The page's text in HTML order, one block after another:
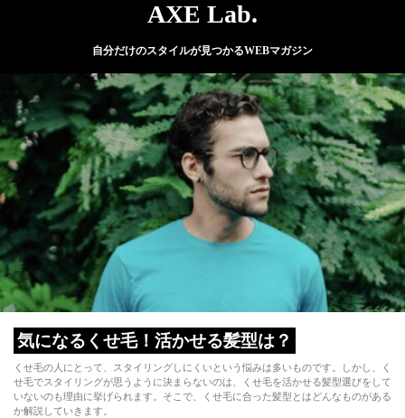
AXE Lab.
自分だけのスタイルが見つかるWEBマガジン
気になるくせ毛！活かせる髪型は？
くせ毛の人にとって、スタイリングしにくいという悩みは多いものです。しかし、く
せ毛でスタイリングが思うように決まらないのは、くせ毛を活かせる髪型選びをして
いないのも理由に挙げられます。そこで、くせ毛に合った髪型とはどんなものがある
か解説していきます。